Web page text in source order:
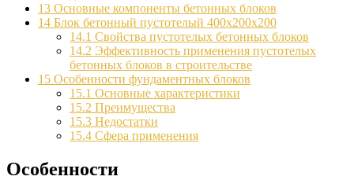
13 Основные компоненты бетонных блоков
14 Блок бетонный пустотелый 400х200х200
14.1 Свойства пустотелых бетонных блоков
14.2 Эффективность применения пустотелых
бетонных блоков в строительстве
15 Особенности фундаментных блоков
15.1 Основные характеристики
15.2 Преимущества
15.3 Недостатки
15.4 Сфера применения
Особенности